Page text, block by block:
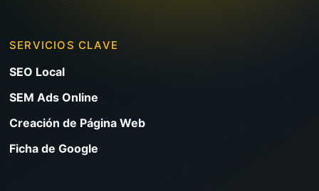
SERVICIOS CLAVE
SEO Local
SEM Ads Online
Creación de Página Web
Ficha de Google